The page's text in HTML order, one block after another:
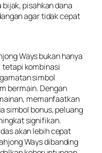
pisahkan dana
agar tidak cepat
Ways bukan hanya
tetapi kombinasi
simbol
bermain. Dengan
memanfaatkan
simbol bonus, peluang
signifikan.
akan lebih cepat
Ways dibanding